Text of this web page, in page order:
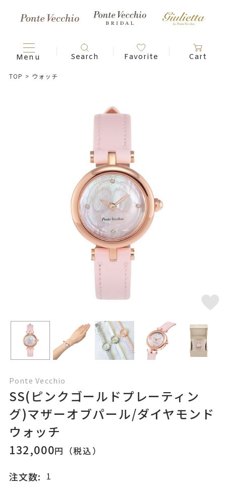
TOP > ウォッチ
Ponte Vecchio
SS(ピンクゴールドプレーティン
グ)マザーオブパール/ダイヤモンド
ウォッチ
132,000円（税込）
注文数: